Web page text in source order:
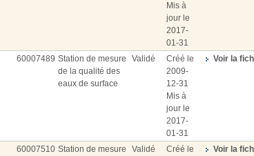
Mis à
jour le
2017-
01-31
60007489 Station de mesure
de la qualité des
eaux de surface
Validé
Créé le
2009-
12-31
Mis à
jour le
2017-
01-31
Voir la
60007510 Station de mesure
Validé
Créé le
Voir la